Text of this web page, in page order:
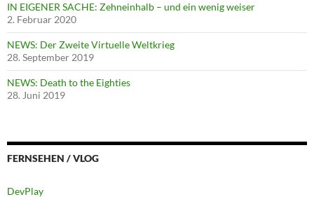
IN EIGENER SACHE: Zehneinhalb – und ein wenig weiser
2. Februar 2020
NEWS: Der Zweite Virtuelle Weltkrieg
28. September 2019
NEWS: Death to the Eighties
28. Juni 2019
FERNSEHEN / VLOG
DevPlay